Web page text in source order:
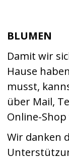
BLUMEN
Damit wir
Hause
musst,
über Mail,
Online-
Wir danken